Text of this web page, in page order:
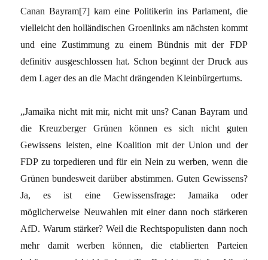
Canan Bayram[7] kam eine Politikerin ins Parlament, die
vielleicht den holländischen Groenlinks am nächsten kommt
und eine Zustimmung zu einem Bündnis mit der FDP
definitiv ausgeschlossen hat. Schon beginnt der Druck aus
dem Lager des an die Macht drängenden Kleinbürgertums.
„Jamaika nicht mit mir, nicht mit uns? Canan Bayram und
die Kreuzberger Grünen können es sich nicht guten
Gewissens leisten, eine Koalition mit der Union und der
FDP zu torpedieren und für ein Nein zu werben, wenn die
Grünen bundesweit darüber abstimmen. Guten Gewissens?
Ja, es ist eine Gewissensfrage: Jamaika oder
möglicherweise Neuwahlen mit einer dann noch stärkeren
AfD. Warum stärker? Weil die Rechtspopulisten dann noch
mehr damit werben können, die etablierten Parteien